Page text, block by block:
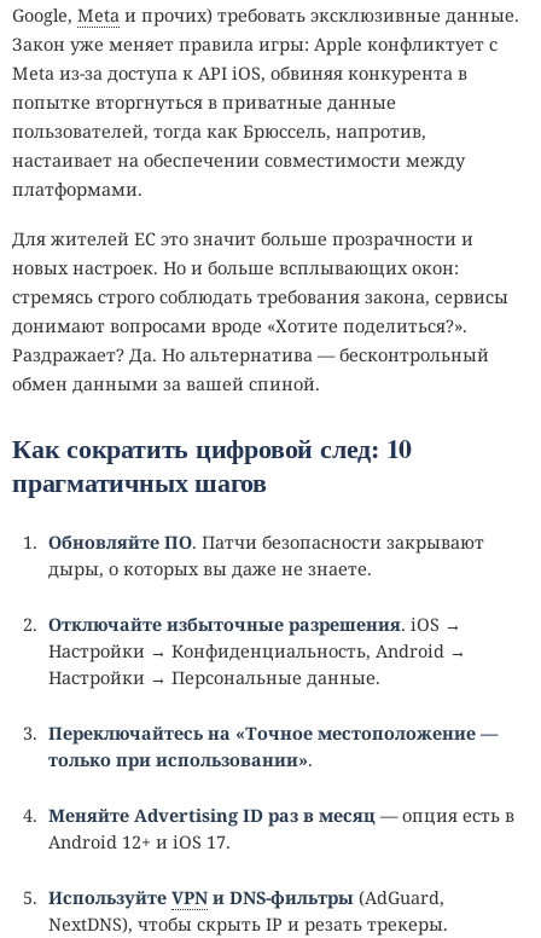
Google, Meta и прочих) требовать эксклюзивные данные.
Закон уже меняет правила игры: Apple конфликтует с
Meta из-за доступа к API iOS, обвиняя конкурента в
попытке вторгнуться в приватные данные
пользователей, тогда как Брюссель, напротив,
настаивает на обеспечении совместимости между
платформами.
Для жителей ЕС это значит больше прозрачности и
новых настроек. Но и больше всплывающих окон:
стремясь строго соблюдать требования закона, сервисы
донимают вопросами вроде «Хотите поделиться?».
Раздражает? Да. Но альтернатива — бесконтрольный
обмен данными за вашей спиной.
Как сократить цифровой след: 10
прагматичных шагов
Обновляйте ПО. Патчи безопасности закрывают
дыры, о которых вы даже не знаете.
Отключайте избыточные разрешения. iOS →
Настройки → Конфиденциальность, Android →
Настройки → Персональные данные.
Переключайтесь на «Точное местоположение —
только при использовании».
Меняйте Advertising ID раз в месяц — опция есть в
Android 12+ и iOS 17.
Используйте VPN и DNS‑фильтры (AdGuard,
NextDNS), чтобы скрыть IP и резать трекеры.